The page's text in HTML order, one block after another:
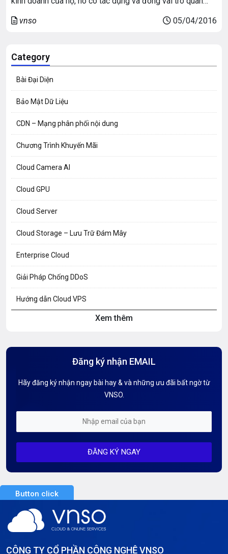
hay bị tấn công.
vnso 05/04/2016
Category
Bài Đại Diện
Bảo Mật Dữ Liệu
CDN – Mạng phân phối nội dung
Chương Trình Khuyến Mãi
Cloud Camera AI
Cloud GPU
Cloud Server
Cloud Storage – Lưu Trữ Đám Mây
Enterprise Cloud
Giải Pháp Chống DDoS
Hướng dẫn Cloud VPS
Hướng dẫn Tên miền
Kiến thức AI
Mỗi tuần 01 Server
Server Dedicated (Máy chủ riêng)
Server GPU
Server Windows
Xem thêm
Đăng ký nhận EMAIL
Hãy đăng ký nhận ngay bài hay & và những ưu đãi bất ngờ từ
VNSO.
ĐĂNG KÝ NGAY
Button click
CÔNG TY CỔ PHẦN CÔNG NGHỆ VNSO